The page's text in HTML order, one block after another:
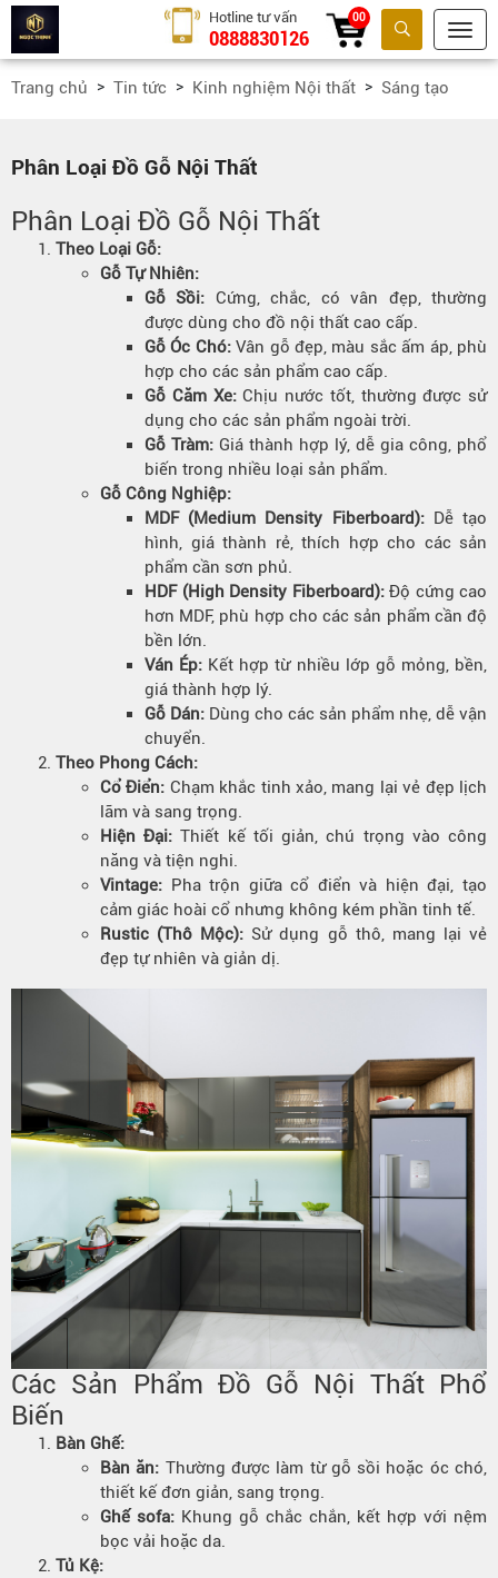
Tìm kiếm
Hotline tư vấn
0888830126
00
Trang chủ Tin tức Kinh nghiệm Nội thất Sáng tạo
Phân Loại Đồ Gỗ Nội Thất
Phân Loại Đồ Gỗ Nội Thất
Theo Loại Gỗ:
Gỗ Tự Nhiên:
Gỗ Sồi: Cứng, chắc, có vân đẹp, thường
được dùng cho đồ nội thất cao cấp.
Gỗ Óc Chó:Vân gỗ đẹp, màu sắc ấm áp, phù
hợp cho các sản phẩm cao cấp.
Gỗ Căm Xe:Chịu nước tốt, thường được sử
dụng cho các sản phẩm ngoài trời.
Gỗ Tràm: Giá thành hợp lý, dễ gia công, phổ
biến trong nhiều loại sản phẩm.
Gỗ Công Nghiệp:
MDF (Medium Density Fiberboard):Dễ tạo
hình, giá thành rẻ, thích hợp cho các sản
phẩm cần sơn phủ.
HDF (High Density Fiberboard):Độ cứng cao
hơn MDF, phù hợp cho các sản phẩm cần độ
bền lớn.
Ván Ép: Kết hợp từ nhiều lớp gỗ mỏng, bền,
giá thành hợp lý.
Gỗ Dán: Dùng cho các sản phẩm nhẹ, dễ vận
chuyển.
Theo Phong Cách:
Cổ Điển: Chạm khắc tinh xảo, mang lại vẻ đẹp lịch
lãm và sang trọng.
Hiện Đại: Thiết kế tối giản, chú trọng vào công
năng và tiện nghi.
Vintage: Pha trộn giữa cổ điển và hiện đại, tạo
cảm giác hoài cổ nhưng không kém phần tinh tế.
Rustic (Thô Mộc): Sử dụng gỗ thô, mang lại vẻ
đẹp tự nhiên và giản dị.
Các Sản Phẩm Đồ Gỗ Nội Thất Phổ
Biến
Bàn Ghế:
Bàn ăn: Thường được làm từ gỗ sồi hoặc óc chó,
thiết kế đơn giản, sang trọng.
Ghế sofa: Khung gỗ chắc chắn, kết hợp với nệm
bọc vải hoặc da.
Tủ Kệ: